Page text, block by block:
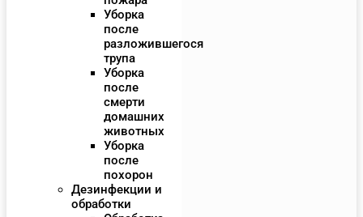
Уборка
после
разложившегося
трупа
Уборка
после
смерти
домашних
животных
Уборка
после
похорон
Дезинфекции и
обработки